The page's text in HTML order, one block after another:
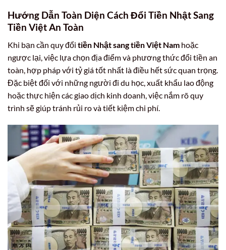
Hướng Dẫn Toàn Diện Cách Đổi Tiền Nhật Sang
Tiền Việt An Toàn
Khi bạn cần quy đổi tiền Nhật sang tiền Việt Nam hoặc
ngược lại, việc lựa chọn địa điểm và phương thức đổi tiền an
toàn, hợp pháp với tỷ giá tốt nhất là điều hết sức quan trọng.
Đặc biệt đối với những người đi du học, xuất khẩu lao động
hoặc thực hiện các giao dịch kinh doanh, việc nắm rõ quy
trình sẽ giúp tránh rủi ro và tiết kiệm chi phí.